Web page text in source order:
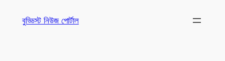
বুড্ডিস্ট নিউজ পোর্টাল